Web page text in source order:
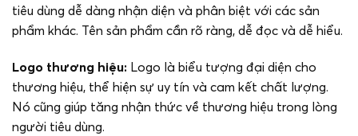
tiêu dùng dễ dàng nhận diện và phân biệt với các sản
phẩm khác. Tên sản phẩm cần rõ ràng, dễ đọc và dễ hiểu.
Logo thương hiệu: Logo là biểu tượng đại diện cho
thương hiệu, thể hiện sự uy tín và cam kết chất lượng.
Nó cũng giúp tăng nhận thức về thương hiệu trong lòng
người tiêu dùng.